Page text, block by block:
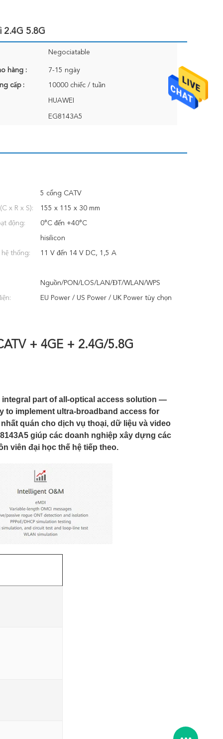
2.4G 5.8G
Negociatable
hàng : 7-15 ngày
cấp : 10000 chiếc / tuần
HUAWEI
EG8143A5
5 cổng CATV
x R x S): 155 x 115 x 30 mm
động: 0°C đến +40°C
hisilicon
thống: 11 V đến 14 V DC, 1,5 A
Nguồn/PON/LOS/LAN/ĐT/WLAN/WPS
EU Power / US Power / UK Power tùy chọn
+ 4GE + 2.4G/5.8G
integral part of all-optical access solution —
to implement ultra-broadband access for
quán cho dịch vụ thoại, dữ liệu và video
giúp các doanh nghiệp xây dựng các
viên đại học thế hệ tiếp theo.